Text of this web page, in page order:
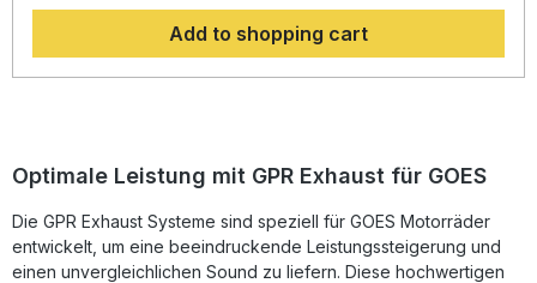
eine hörbare Soundverbesserung zur Serie, die Sie beim
Fahren geniessen können. Der Hersteller ist DIN zertifiziert
und garantiert somit eine gleichbleibend hohe Qualität
seiner Produkte, von der Sie als Kunde profitieren.
installieren. Lieferumfang: Diese Lieferung enthält alle
Fahrzeugspezifischen Halterungen und das
including removable db killerZulassung: YesLieferzeit: ca.
14 Tage
Add to shopping cart
Optimale Leistung mit GPR Exhaust für GOES
Die GPR Exhaust Systeme sind speziell für GOES Motorräder
entwickelt, um eine beeindruckende Leistungssteigerung und
einen unvergleichlichen Sound zu liefern. Diese hochwertigen